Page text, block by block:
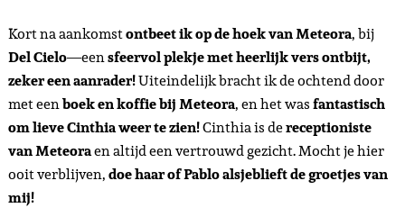
Kort na aankomstontbeet ik op de hoek van Meteora, bij
Del Cielo—eensfeervol plekje met heerlijk vers ontbijt,
zeker een aanrader!Uiteindelijk bracht ik de ochtend door
met eenboek en koffie bij Meteora, en het wasfantastisch
om lieve Cinthia weer te zien!Cinthia is dereceptioniste
van Meteoraen altijd een vertrouwd gezicht. Mocht je hier
ooit verblijven,doe haar of Pablo alsjeblieft de groetjes van
mij!